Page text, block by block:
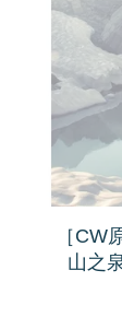
［CW
山之